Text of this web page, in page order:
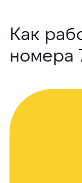
Как
номера